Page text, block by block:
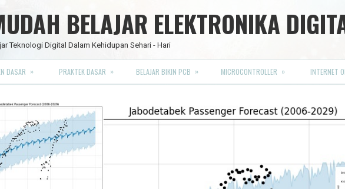
BELAJAR ELEKTRONIKA
Teknologi Digital Dalam Kehidupan Sehari - Hari
DASAR » PRAKTEK DASAR » BELAJAR BIKIN PCB » MICROCONTROLLER » INTERNET